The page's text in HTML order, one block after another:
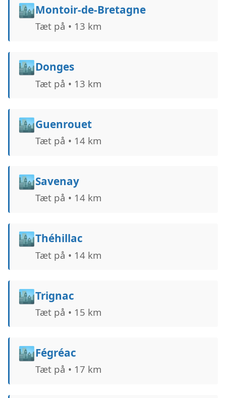
🏙️Montoir-de-Bretagne
Tæt på • 13 km
🏙️Donges
Tæt på • 13 km
🏙️Guenrouet
Tæt på • 14 km
🏙️Savenay
Tæt på • 14 km
🏙️Théhillac
Tæt på • 14 km
🏙️Trignac
Tæt på • 15 km
🏙️Fégréac
Tæt på • 17 km